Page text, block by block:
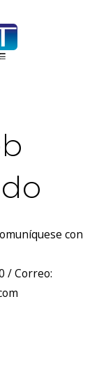
con
/ Correo: